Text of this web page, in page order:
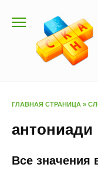
содержанию
ГЛАВНАЯ СТРАНИЦА »
антониади
Все значения